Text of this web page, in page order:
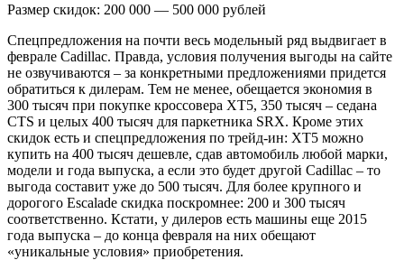
Размер скидок: 200 000 — 500 000 рублей
Спецпредложения на почти весь модельный ряд выдвигает в
феврале Cadillac. Правда, условия получения выгоды на сайте
не озвучиваются – за конкретными предложениями придется
обратиться к дилерам. Тем не менее, обещается экономия в
300 тысяч при покупке кроссовера XT5, 350 тысяч – седана
CTS и целых 400 тысяч для паркетника SRX. Кроме этих
скидок есть и спецпредложения по трейд-ин: XT5 можно
купить на 400 тысяч дешевле, сдав автомобиль любой марки,
модели и года выпуска, а если это будет другой Cadillac – то
выгода составит уже до 500 тысяч. Для более крупного и
дорогого Escalade скидка поскромнее: 200 и 300 тысяч
соответственно. Кстати, у дилеров есть машины еще 2015
года выпуска – до конца февраля на них обещают
«уникальные условия» приобретения.